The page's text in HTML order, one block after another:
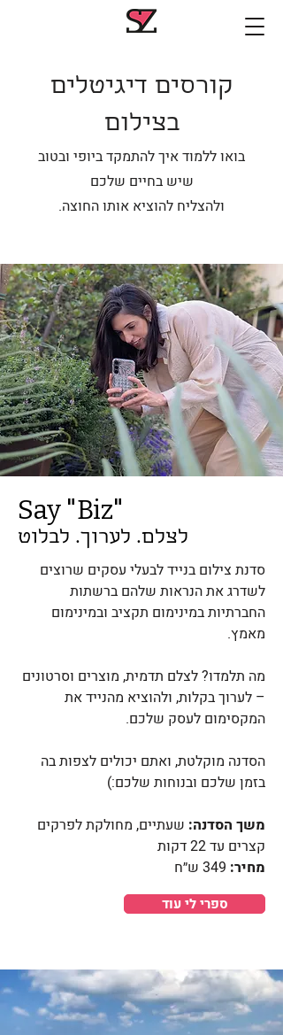
קורסים דיגיטלים
בצילום
בואו ללמוד איך להתמקד ביופי ובטוב
שיש בחיים שלכם
ולהצליח להוציא אותו החוצה.
Say "Biz"
לצלם. לערוך. לבלוט
סדנת צילום בנייד לבעלי עסקים שרוצים
לשדרג את הנראות שלהם ברשתות
החברתיות במינימום תקציב ובמינימום
מאמץ.
מה תלמדו? לצלם תדמית, מוצרים וסרטונים
– לערוך בקלות, ולהוציא מהנייד את
המקסימום לעסק שלכם.
הסדנה מוקלטת, ואתם יכולים לצפות בה
בזמן שלכם ובנוחות שלכם:)
משך הסדנה: שעתיים, מחולקת לפרקים
קצרים עד 22 דקות
מחיר:
ספרי לי עוד